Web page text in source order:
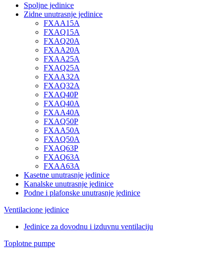
Spoljne jedinice
Zidne unutrasnje jedinice
FXAA15A
FXAQ15A
FXAQ20A
FXAA20A
FXAA25A
FXAQ25A
FXAA32A
FXAQ32A
FXAQ40P
FXAQ40A
FXAA40A
FXAQ50P
FXAA50A
FXAQ50A
FXAQ63P
FXAQ63A
FXAA63A
Kasetne unutrasnje jedinice
Kanalske unutrasnje jedinice
Podne i plafonske unutrasnje jedinice
Ventilacione jedinice
Jedinice za dovodnu i izduvnu ventilaciju
Toplotne pumpe